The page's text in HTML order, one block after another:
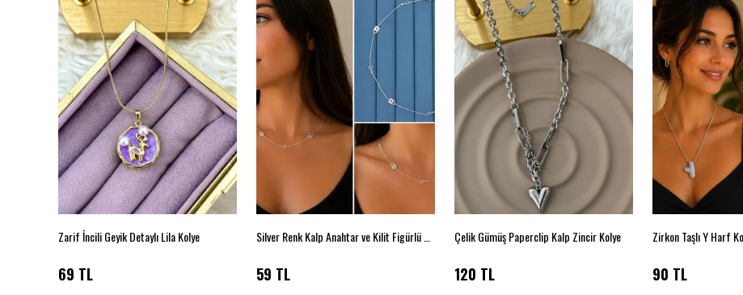
Zarif İncili Geyik Detaylı Lila Kolye
69 TL 59 TL
Çelik Gümüş Paperclip Kalp Zincir Kolye
120 TL
Zirkon Taşlı Y Harf
90 TL